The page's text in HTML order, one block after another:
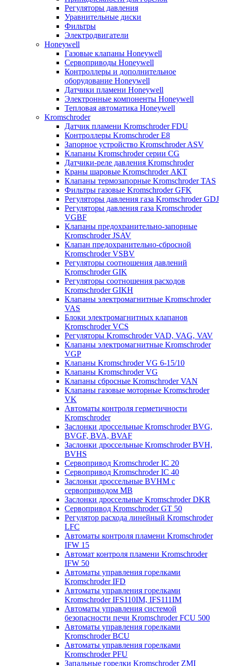
Регуляторы давления
Уравнительные диски
Фильтры
Электродвигатели
Honeywell
Газовые клапаны Honeywell
Сервоприводы Honeywell
Контроллеры и дополнительное
оборудование Honeywell
Датчики пламени Honeywell
Электронные компоненты Honeywell
Тепловая автоматика Honeywell
Kromschroder
Датчик пламени Kromschroder FDU
Контроллеры Kromschroder E8
Запорное устройство Kromschroder ASV
Клапаны Kromschroder серии CG
Датчики-реле давления Kromschroder
Краны шаровые Kromschroder АКТ
Клапаны термозапорные Kromschroder TAS
Фильтры газовые Kromschroder GFK
Регуляторы давления газа Kromschroder GDJ
Регуляторы давления газа Kromschroder
VGBF
Клапаны предохранительно-запорные
Kromschroder JSAV
Клапан предохранительно-сбросной
Kromschroder VSBV
Регуляторы соотношения давлений
Kromschroder GIK
Регуляторы соотношения расходов
Kromschroder GIKH
Клапаны электромагнитные Kromschroder
VAS
Блоки электромагнитных клапанов
Kromschroder VCS
Регуляторы Kromschroder VAD, VAG, VAV
Клапаны электромагнитные Kromschroder
VGP
Клапаны Kromschroder VG 6-15/10
Клапаны Kromschroder VG
Клапаны сбросные Kromschroder VAN
Клапаны газовые моторные Kromschroder
VK
Автоматы контроля герметичности
Kromschroder
Заслонки дроссельные Kromschroder BVG,
BVGF, BVA, BVAF
Заслонки дроссельные Kromschroder BVH,
BVHS
Сервопривод Kromschroder IC 20
Сервопривод Kromschroder IC 40
Заслонки дроссельные BVHM с
сервоприводом МВ
Заслонки дроссельные Kromschroder DKR
Cервопривод Kromschroder GT 50
Регулятор расхода линейный Kromschroder
LFC
Автоматы контроля пламени Kromschroder
IFW 15
Автомат контроля пламени Kromschroder
IFW 50
Автоматы управления горелками
Kromschroder IFD
Автоматы управления горелками
Kromschroder IFS110IM, IFS111IM
Автоматы управления системой
безопасности печи Kromschroder FCU 500
Автоматы управления горелками
Kromschroder BCU
Автоматы управления горелками
Kromschroder PFU
Запальные горелки Kromschroder ZМI